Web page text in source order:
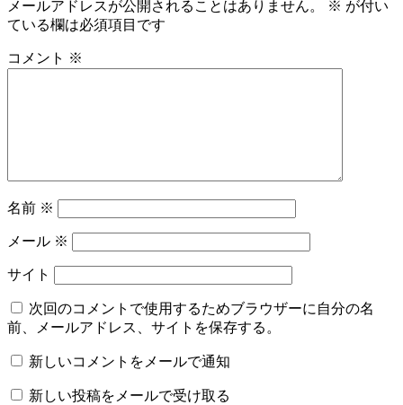
メールアドレスが公開されることはありません。 ※ が付い
ている欄は必須項目です
コメント ※
名前 ※
メール ※
サイト
次回のコメントで使用するためブラウザーに自分の名
前、メールアドレス、サイトを保存する。
新しいコメントをメールで通知
新しい投稿をメールで受け取る